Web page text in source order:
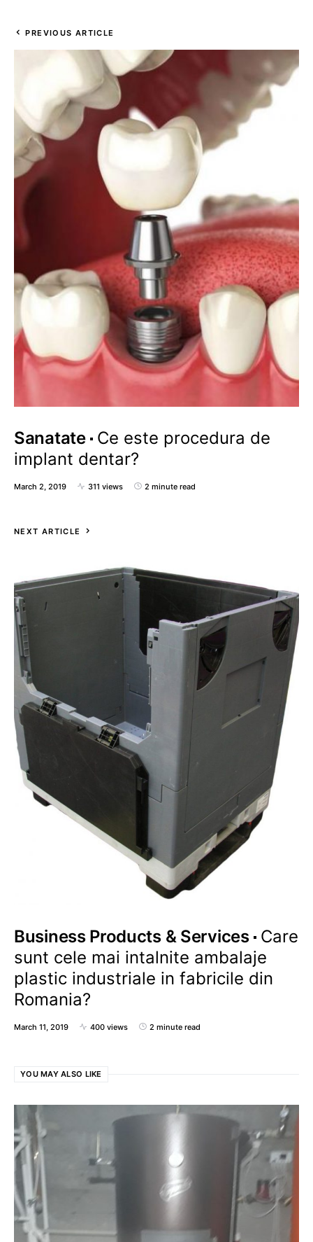
PREVIOUS ARTICLE
Sanatate Ce este procedura de
implant dentar?
March 2, 2019 311 views 2 minute read
NEXT ARTICLE
Business Products & Services Care
sunt cele mai intalnite ambalaje
plastic industriale in fabricile din
Romania?
March 11, 2019 400 views 2 minute read
YOU MAY ALSO LIKE